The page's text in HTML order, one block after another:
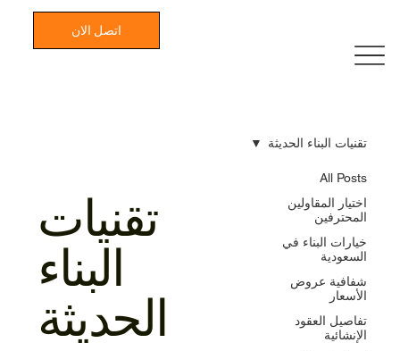
اتصل الان
All Posts
اختيار المقاولين
المحترفين
خيارات البناء في
السعودية
شفافية عروض
الأسعار
تفاصيل العقود
الإنشائية
تقنيات البناء الحديثة
تقنيات
البناء
الحديثة